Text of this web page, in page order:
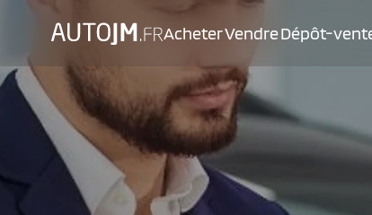
AcheterVendreDépôt-